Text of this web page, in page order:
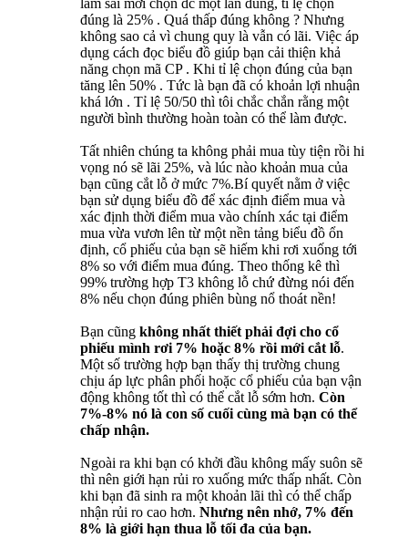
làm sai mới chọn dc một lần đúng, tỉ lệ chọn
đúng là 25% . Quá thấp đúng không ? Nhưng
không sao cả vì chung quy là vẫn có lãi. Việc áp
dụng cách đọc biểu đồ giúp bạn cải thiện khả
năng chọn mã CP . Khi tỉ lệ chọn đúng của bạn
tăng lên 50% . Tức là bạn đã có khoản lợi nhuận
khá lớn . Tỉ lệ 50/50 thì tôi chắc chắn rằng một
người bình thường hoàn toàn có thể làm được.
Tất nhiên chúng ta không phải mua tùy tiện rồi hi
vọng nó sẽ lãi 25%, và lúc nào khoản mua của
bạn cũng cắt lỗ ở mức 7%.Bí quyết nằm ở việc
bạn sử dụng biểu đồ để xác định điểm mua và
xác định thời điểm mua vào chính xác tại điểm
mua vừa vươn lên từ một nền tảng biểu đồ ổn
định, cổ phiếu của bạn sẽ hiếm khi rơi xuống tới
8% so với điểm mua đúng. Theo thống kê thì
99% trường hợp T3 không lỗ chứ đừng nói đến
8% nếu chọn đúng phiên bùng nổ thoát nền!
Bạn cũng không nhất thiết phải đợi cho cổ
phiếu mình rơi 7% hoặc 8% rồi mới cắt lỗ.
Một số trường hợp bạn thấy thị trường chung
chịu áp lực phân phối hoặc cổ phiếu của bạn vận
động không tốt thì có thể cắt lỗ sớm hơn. Còn
7%-8% nó là con số cuối cùng mà bạn có thể
chấp nhận.
Ngoài ra khi bạn có khởi đầu không mấy suôn sẽ
thì nên giới hạn rủi ro xuống mức thấp nhất. Còn
khi bạn đã sinh ra một khoản lãi thì có thể chấp
nhận rủi ro cao hơn. Nhưng nên nhớ, 7% đến
8% là giới hạn thua lỗ tối đa của bạn.